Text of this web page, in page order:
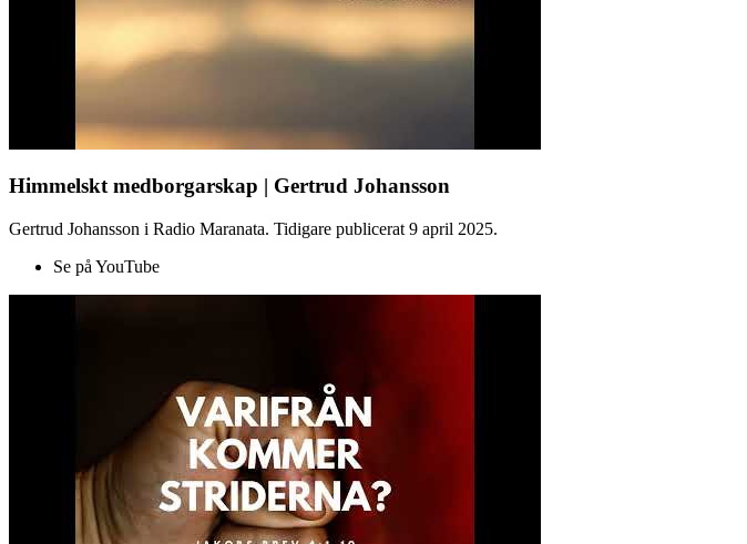
Himmelskt medborgarskap | Gertrud Johansson
Gertrud Johansson i Radio Maranata. Tidigare publicerat 9 april 2025.
Se på YouTube